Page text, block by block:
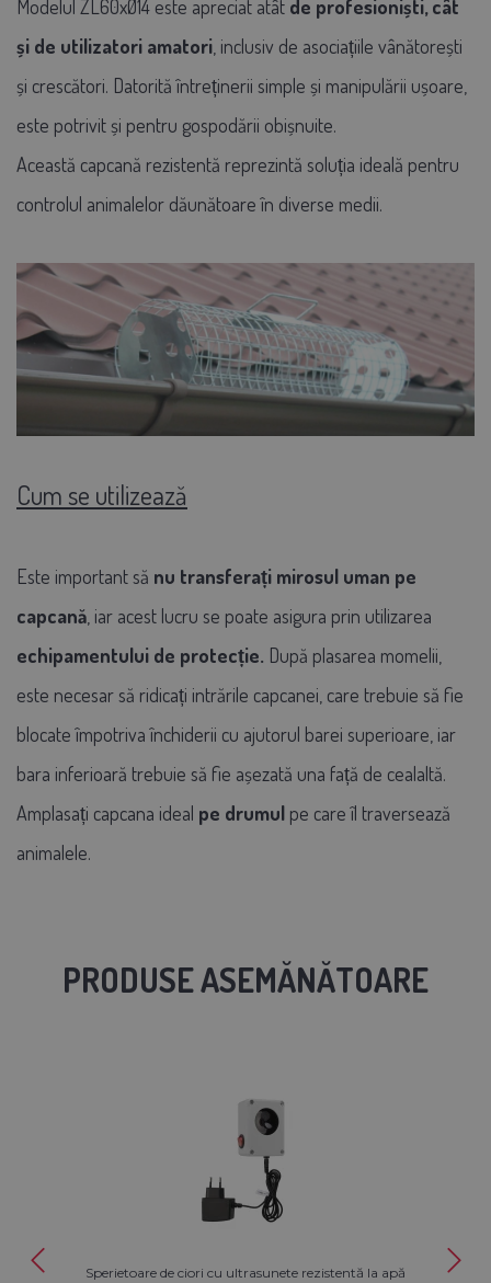
Modelul ZL60xØ14 este apreciat atât de profesioniști, cât
și de utilizatori amatori , inclusiv de asociațiile vânătorești
și crescători. Datorită întreținerii simple și manipulării ușoare,
este potrivit și pentru gospodării obișnuite.
Această capcană rezistentă reprezintă soluția ideală pentru
controlul animalelor dăunătoare în diverse medii.
Cum se utilizează
Este important să nu transferați mirosul uman pe
capcană , iar acest lucru se poate asigura prin utilizarea
echipamentului de protecție. După plasarea momelii,
este necesar să ridicați intrările capcanei, care trebuie să fie
blocate împotriva închiderii cu ajutorul barei superioare, iar
bara inferioară trebuie să fie așezată una față de cealaltă.
Amplasați capcana ideal pe drumul pe care îl traversează
animalele.
PRODUSE ASEMĂNĂTOARE
Sperietoare de ciori cu ultrasunete rezistentă la apă